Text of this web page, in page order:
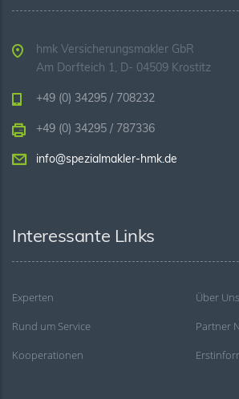
hmk Versicherungsmakler GbR
Am Dorfteich 1, D- 04509 Krostitz
+49 (0) 34295 / 708232
+49 (0) 34295 / 787336
info@spezialmakler-hmk.de
Interessante Links
Experten
Über Uns
Rund um Service
Partner
Kooperationen